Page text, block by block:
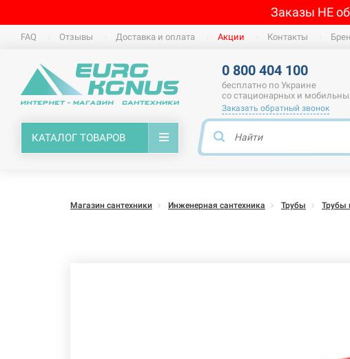
Заказы НЕ
FAQ Отзывы Доставка и оплата Акции Контакты
0 800 404 100
бесплатно по Украине
со стационарных и
Заказать обратный звонок
КАТАЛОГ ТОВАРОВ
Магазин сантехники Инженерная сантехника Трубы Трубы